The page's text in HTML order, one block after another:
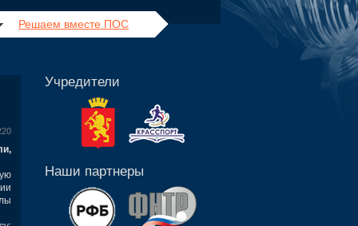
Решаем вместе ПОС
Учредители
Наши партнеры